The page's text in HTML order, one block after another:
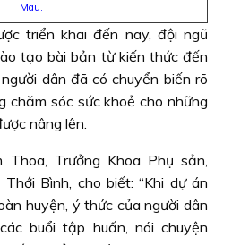
Mau.
triển khai đến nay, đội ngũ
tạo bài bản từ kiến thức đến
dân đã có chuyển biến rõ
chăm sóc sức khoẻ cho những
nâng lên.
Trưởng Khoa Phụ sản,
Bình, cho biết: “Khi dự án
huyện, ý thức của người dân
buổi tập huấn, nói chuyện